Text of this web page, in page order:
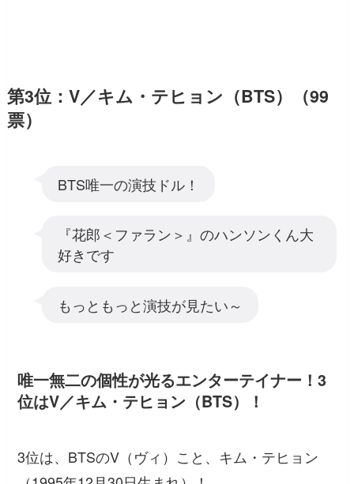
第3位：V／キム・テヒョン（BTS）（99
票）
BTS唯一の演技ドル！
『花郎＜ファラン＞』のハンソンくん大
好きです
もっともっと演技が見たい～
唯一無二の個性が光るエンターテイナー！3
位はV／キム・テヒョン（BTS）！
3位は、BTSのV（ヴィ）こと、キム・テヒョン